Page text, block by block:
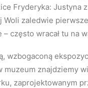
Fryderyka: Justyna
Woli zaledwie
często wracał tu na
wzbogaconą
znajdziemy
zaprojektowanym